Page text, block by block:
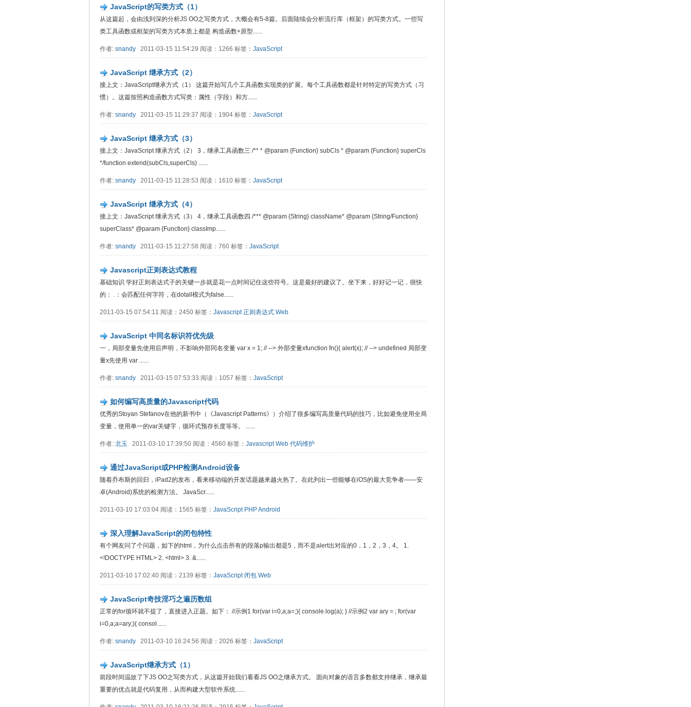
JavaScript的写类方式（1）
从这篇起，会由浅到深的分析JS OO之写类方式，大概会有5-8篇。后面陆续会分析流行库（框架）的写类方式。一些写
类工具函数或框架的写类方式本质上都是 构造函数+原型......
作者: snandy 2011-03-15 11:54:29 阅读：1266 标签： JavaScript
JavaScript 继承方式（2）
接上文：JavaScript继承方式（1） 这篇开始写几个工具函数实现类的扩展。每个工具函数都是针对特定的写类方式（习
惯）。这篇按照构造函数方式写类：属性（字段）和方......
作者: snandy 2011-03-15 11:29:37 阅读：1904 标签： JavaScript
JavaScript 继承方式（3）
接上文：JavaScript 继承方式（2） 3，继承工具函数三 /** * @param {Function} subCls * @param {Function} superCls
*/function extend(subCls,superCls) ......
作者: snandy 2011-03-15 11:28:53 阅读：1610 标签： JavaScript
JavaScript 继承方式（4）
接上文：JavaScript 继承方式（3） 4，继承工具函数四 /*** @param {String} className* @param {String/Function}
superClass* @param {Function} classImp......
作者: snandy 2011-03-15 11:27:58 阅读：760 标签： JavaScript
Javascript正则表达式教程
基础知识 学好正则表达式子的关键一步就是花一点时间记住这些符号。这是最好的建议了。坐下来，好好记一记，很快
的： .：会匹配任何字符，在dotall模式为false......
2011-03-15 07:54:11 阅读：2450 标签： Javascript 正则表达式 Web
JavaScript 中同名标识符优先级
一，局部变量先使用后声明，不影响外部同名变量 var x = 1; // --> 外部变量xfunction fn(){ alert(x); // --> undefined 局部变
量x先使用 var ......
作者: snandy 2011-03-15 07:53:33 阅读：1057 标签： JavaScript
如何编写高质量的Javascript代码
优秀的Stoyan Stefanov在他的新书中（《Javascript Patterns》）介绍了很多编写高质量代码的技巧，比如避免使用全局
变量，使用单一的var关键字，循环式预存长度等等。 ......
作者: 北玉 2011-03-10 17:39:50 阅读：4560 标签： Javascript Web 代码维护
通过JavaScript或PHP检测Android设备
随着乔布斯的回归，iPad2的发布，看来移动端的开发话题越来越火热了。在此列出一些能够在iOS的最大竞争者——安
卓(Android)系统的检测方法。 JavaScr......
2011-03-10 17:03:04 阅读：1565 标签： JavaScript PHPAndroid
深入理解JavaScript的闭包特性
有个网友问了个问题，如下的html，为什么点击所有的段落p输出都是5，而不是alert出对应的0，1，2，3，4。 1.
<!DOCTYPE HTML> 2. <html> 3. &......
2011-03-10 17:02:40 阅读：2139 标签： JavaScript 闭包 Web
JavaScript奇技淫巧之遍历数组
正常的for循环就不提了，直接进入正题。如下： //示例1 for(var i=0,a;a=;){ console.log(a); } //示例2 var ary = ; for(var
i=0,a;a=ary;){ consol......
作者: snandy 2011-03-10 16:24:56 阅读：2026 标签： JavaScript
JavaScript继承方式（1）
前段时间温故了下JS OO之写类方式，从这篇开始我们看看JS OO之继承方式。 面向对象的语言多数都支持继承，继承最
重要的优点就是代码复用，从而构建大型软件系统......